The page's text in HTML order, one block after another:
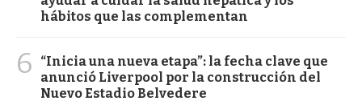
hábitos que las complementan
6
“Inicia una nueva etapa”: la fecha clave que
anunció Liverpool por la construcción del
Nuevo Estadio Belvedere